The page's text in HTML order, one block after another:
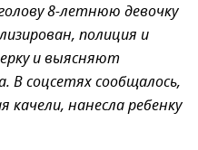
8-летнюю девочку
полиция и
и выясняют
В соцсетях сообщалось,
качели, нанесла ребенку